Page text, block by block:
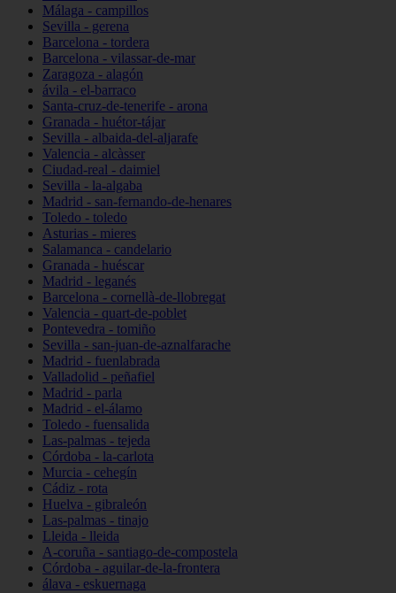
Málaga - campillos
Sevilla - gerena
Barcelona - tordera
Barcelona - vilassar-de-mar
Zaragoza - alagón
ávila - el-barraco
Santa-cruz-de-tenerife - arona
Granada - huétor-tájar
Sevilla - albaida-del-aljarafe
Valencia - alcàsser
Ciudad-real - daimiel
Sevilla - la-algaba
Madrid - san-fernando-de-henares
Toledo - toledo
Asturias - mieres
Salamanca - candelario
Granada - huéscar
Madrid - leganés
Barcelona - cornellà-de-llobregat
Valencia - quart-de-poblet
Pontevedra - tomiño
Sevilla - san-juan-de-aznalfarache
Madrid - fuenlabrada
Valladolid - peñafiel
Madrid - parla
Madrid - el-álamo
Toledo - fuensalida
Las-palmas - tejeda
Córdoba - la-carlota
Murcia - cehegín
Cádiz - rota
Huelva - gibraleón
Las-palmas - tinajo
Lleida - lleida
A-coruña - santiago-de-compostela
Córdoba - aguilar-de-la-frontera
álava - eskuernaga